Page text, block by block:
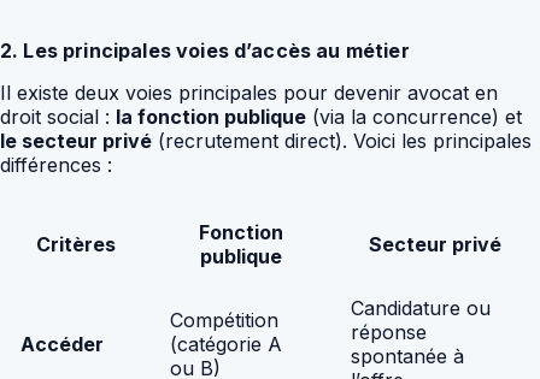
2. Les principales voies d’accès au métier
Il existe deux voies principales pour devenir avocat en
droit social : la fonction publique (via la concurrence) et
le secteur privé (recrutement direct). Voici les principales
différences :
Critères
Fonction
publique
Secteur privé
Accéder
Compétition
(catégorie A
ou B)
Candidature ou
réponse
spontanée à